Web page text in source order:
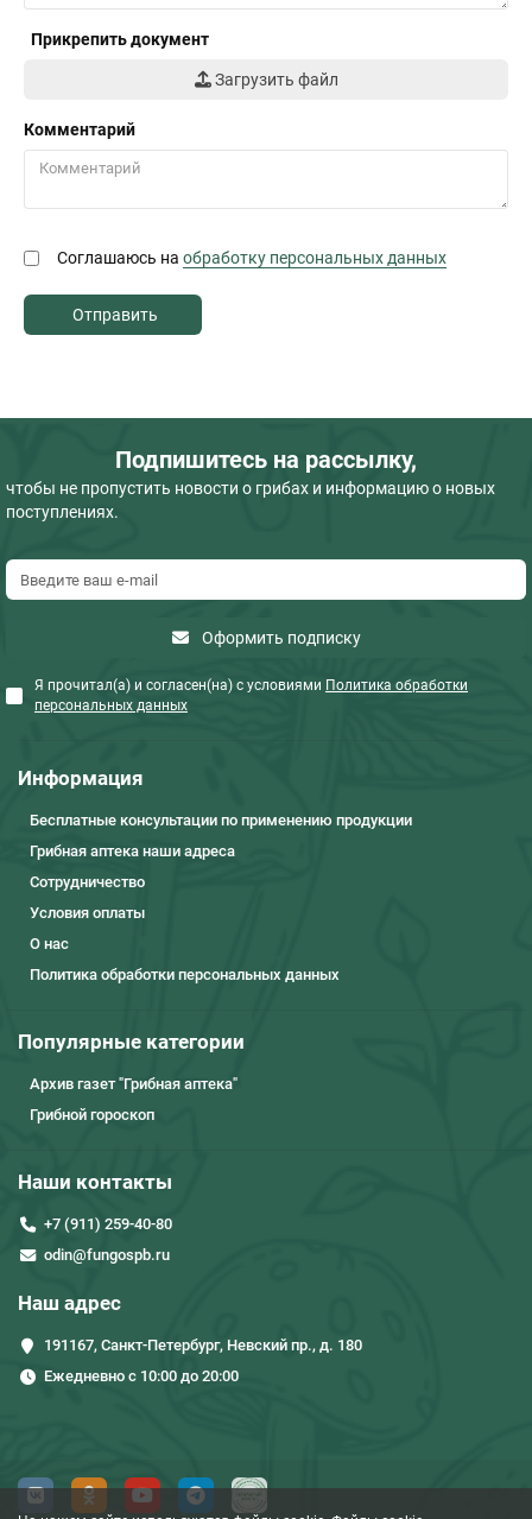
Прикрепить документ
Загрузить файл
Комментарий
Соглашаюсь на обработку персональных данных
Отправить
Подпишитесь на рассылку,
чтобы не пропустить новости о грибах и информацию о новых
поступлениях.
Оформить подписку
Я прочитал(а) и согласен(на) с условиями Политика обработки
персональных данных
Информация
Бесплатные консультации по применению продукции
Грибная аптека наши адреса
Сотрудничество
Условия оплаты
О нас
Политика обработки персональных данных
Популярные категории
Архив газет "Грибная аптека"
Грибной гороскоп
Наши контакты
+7 (911) 259-40-80
odin@fungospb.ru
Наш адрес
191167, Санкт-Петербург, Невский пр., д. 180
Ежедневно с 10:00 до 20:00